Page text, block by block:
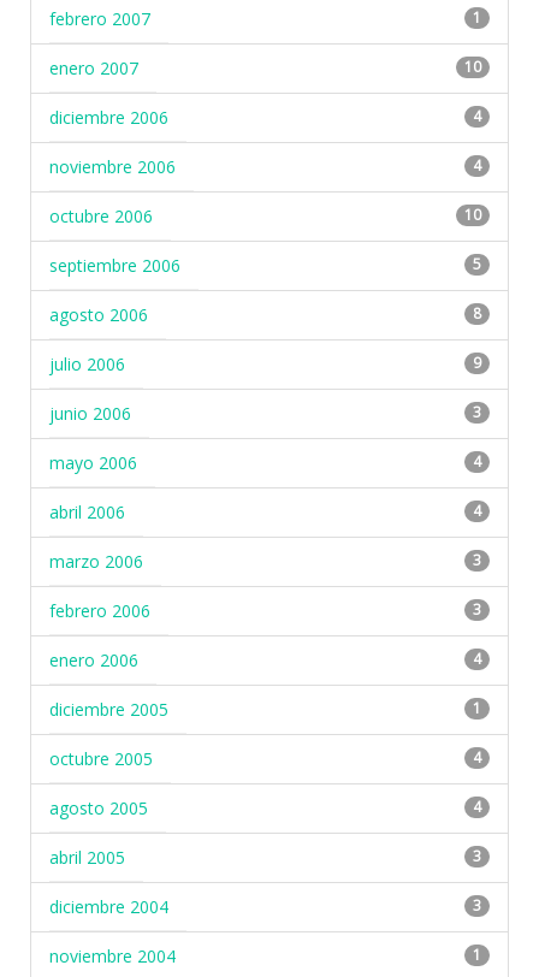
febrero 2007 1
enero 2007 10
diciembre 2006 4
noviembre 2006 4
octubre 2006 10
septiembre 2006 5
agosto 2006 8
julio 2006 9
junio 2006 3
mayo 2006 4
abril 2006 4
marzo 2006 3
febrero 2006 3
enero 2006 4
diciembre 2005 1
octubre 2005 4
agosto 2005 4
abril 2005 3
diciembre 2004 3
noviembre 2004 1